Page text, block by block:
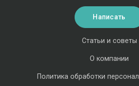
Статьи и советы
О компании
Политика обработки
Написать